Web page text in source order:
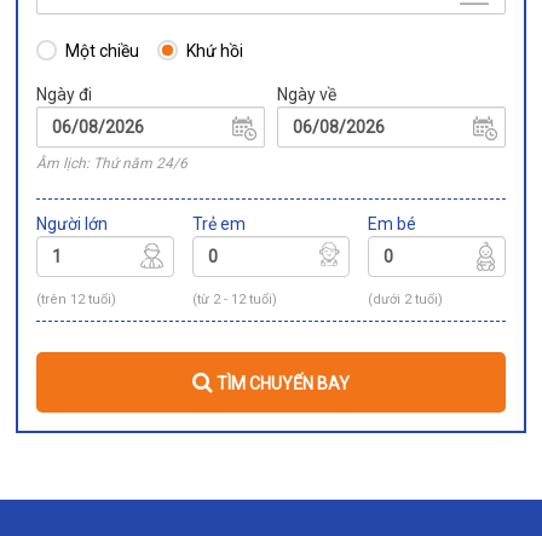
Một chiều Khứ hồi
Ngày đi
Âm lịch: Thứ năm 24/6
Ngày về
Người lớn
(trên 12 tuổi)
Trẻ em
(từ 2 - 12 tuổi)
Em bé
(dưới 2 tuổi)
TÌM CHUYẾN BAY